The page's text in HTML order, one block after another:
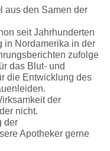
aus den Samen der
seit Jahrhunderten
in Nordamerika in der
zufolge
das Blut- und
die Entwicklung des
der
nicht.
der
Apotheker gerne